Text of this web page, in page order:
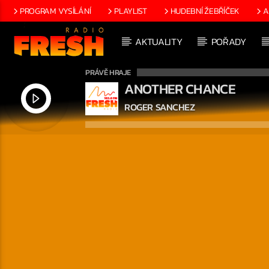
PROGRAM VYSÍLÁNÍ PLAYLIST HUDEBNÍ ŽEBŘÍČEK
AKTUALITY POŘADY
PRÁVĚ HRAJE
ANOTHER CHANCE
ROGER SANCHEZ